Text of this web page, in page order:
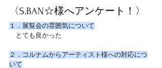
〈S.BAN☆様へアンケート！〉
１．展覧会の雰囲気について
とても良かった
２．コルナムからアーティスト様への対応につ
いて